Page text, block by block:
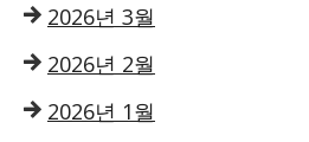
2026년 3월
2026년 2월
2026년 1월